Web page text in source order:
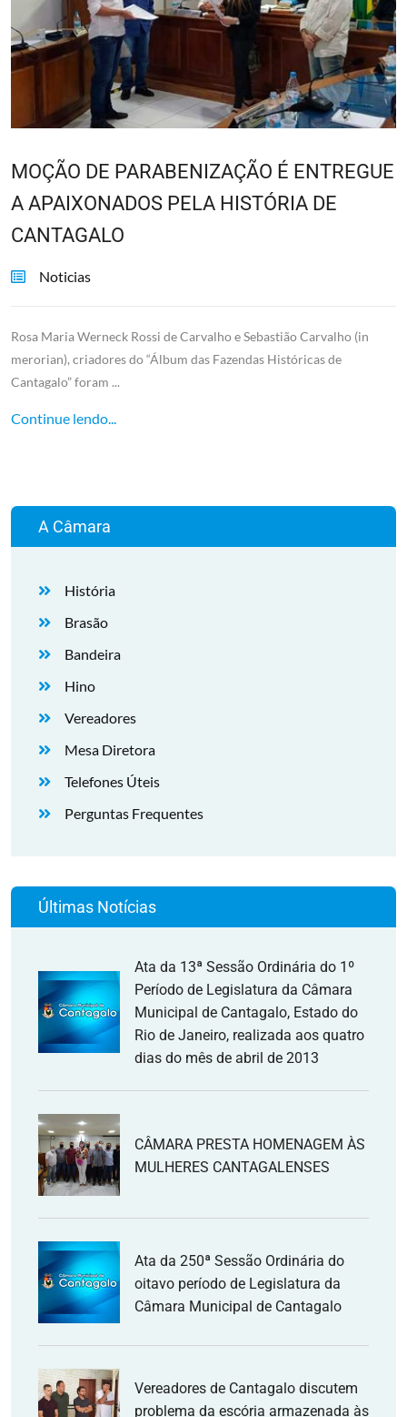
MOÇÃO DE PARABENIZAÇÃO É ENTREGUE
A APAIXONADOS PELA HISTÓRIA DE
CANTAGALO
Noticias
Rosa Maria Werneck Rossi de Carvalho e Sebastião Carvalho (in
merorian), criadores do “Álbum das Fazendas Históricas de
Cantagalo” foram ...
Continue lendo...
A Câmara
História
Brasão
Bandeira
Hino
Vereadores
Mesa Diretora
Telefones Úteis
Perguntas Frequentes
Últimas Notícias
Ata da 13ª Sessão Ordinária do 1º
Período de Legislatura da Câmara
Municipal de Cantagalo, Estado do
Rio de Janeiro, realizada aos quatro
dias do mês de abril de 2013
CÂMARA PRESTA HOMENAGEM ÀS
MULHERES CANTAGALENSES
Ata da 250ª Sessão Ordinária do
oitavo período de Legislatura da
Câmara Municipal de Cantagalo
Vereadores de Cantagalo discutem
problema da escória armazenada às